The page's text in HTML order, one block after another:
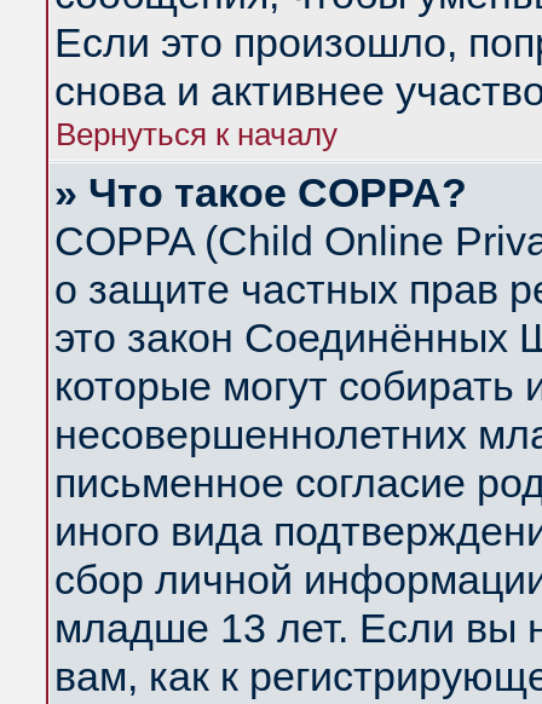
Если это произошло,
снова и активнее
Вернуться к началу
» Что такое COPPA?
COPPA (Child Online
о защите частных прав
это закон Соединённых
которые могут
несовершеннолетних
письменное согласие
иного вида
сбор личной
младше 13 лет. Если вы
вам, как к